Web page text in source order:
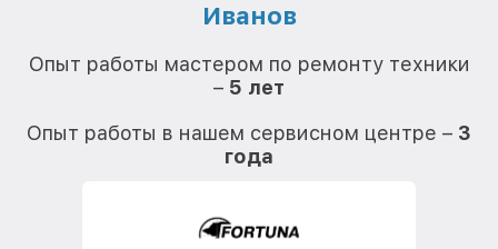
Иванов
Опыт работы мастером по ремонту техники
– 5 лет
Опыт работы в нашем сервисном центре – 3
года